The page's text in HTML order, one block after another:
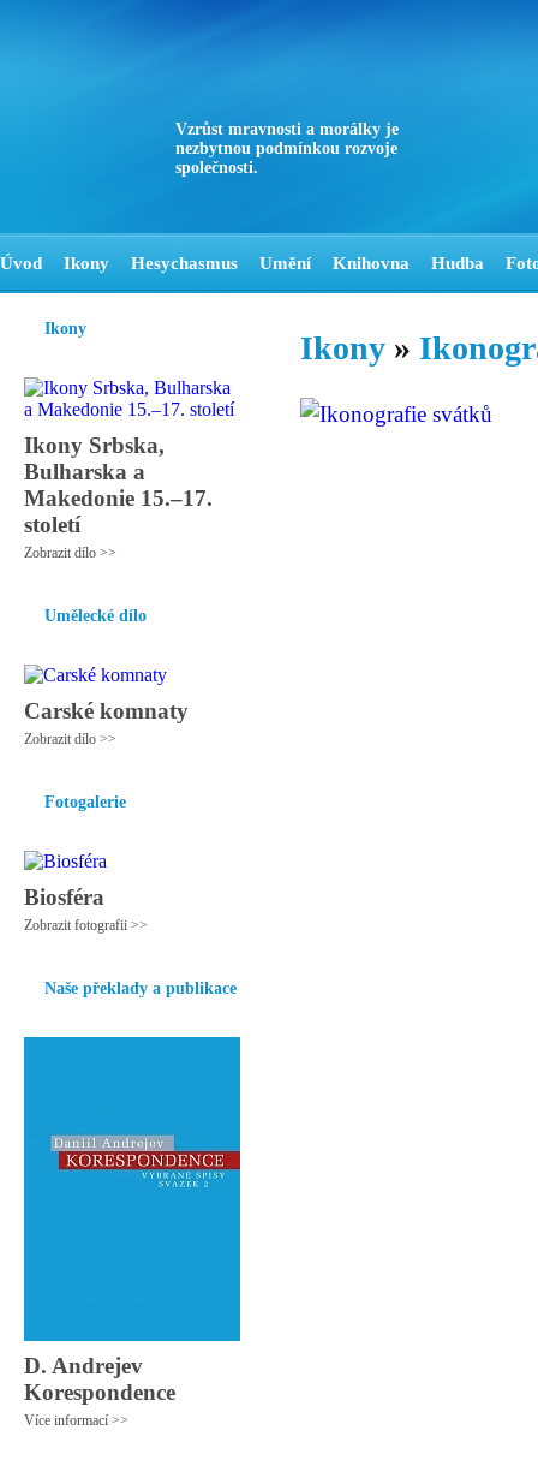
Vzrůst mravnosti a morálky je
nezbytnou podmínkou rozvoje
společnosti.
Úvod Ikony Hesychasmus Umění Knihovna Hudba
Ikony
Ikony Srbska,
Bulharska a
Makedonie 15.–17.
století
Zobrazit dílo >>
Umělecké dílo
Carské komnaty
Zobrazit dílo >>
Fotogalerie
Biosféra
Zobrazit fotografii >>
Naše překlady a publikace
D. Andrejev
Korespondence
Více informací >>
Ikony »